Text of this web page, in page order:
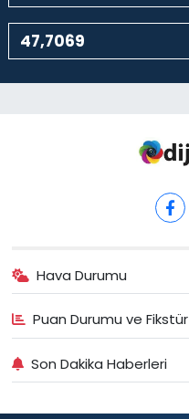
Hava Durumu
Puan Durumu ve Fikstür
Son Dakika Haberleri